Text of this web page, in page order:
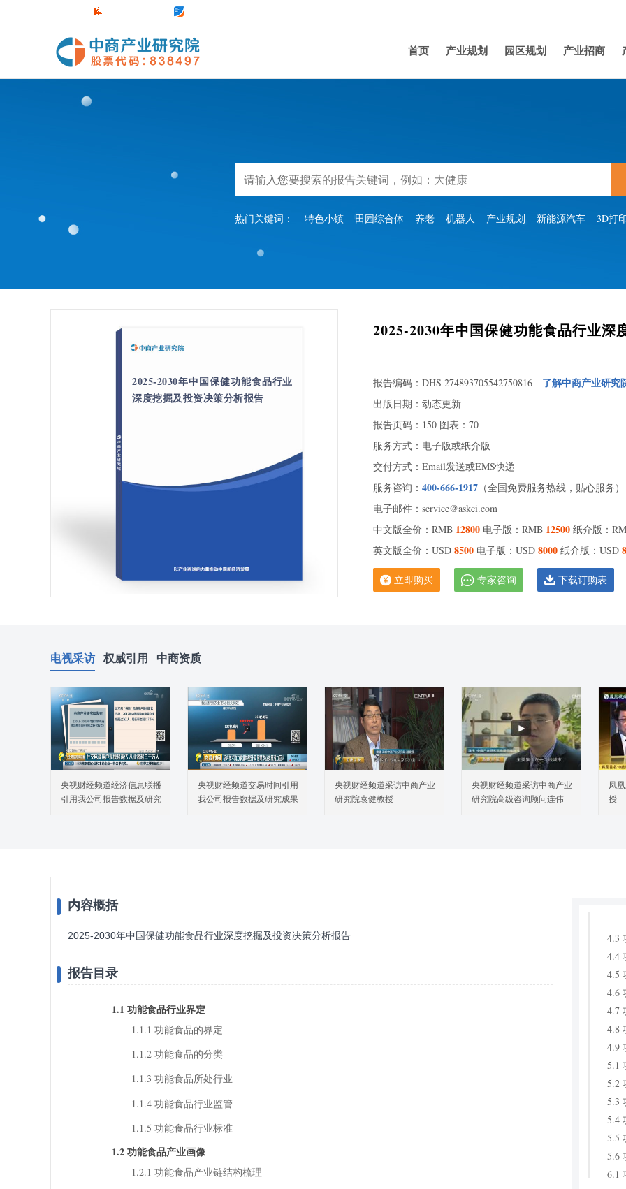
首页 产业规划 园区规划 产业招商
热门关键词： 特色小镇 田园综合体 养老 机器人 产业规划 新能源汽车 3D打
2025-2030年中国保健功能食品行业
深度挖掘及投资决策分析报告
2025-2030年中国保健功能食品行业深
报告编码：DHS 274893705542750816 了解中商产业研究
出版日期：动态更新
报告页码：150 图表：70
服务方式：电子版或纸介版
交付方式：Email发送或EMS快递
服务咨询： 400-666-1917 （全国免费服务热线，贴心服务）
电子邮件：service@askci.com
中文版全价：RMB 12800 电子版：RMB 12500 纸介版：
英文版全价：USD 8500 电子版：USD 8000 纸介版：USD
立即购买 专家咨询 下载订购表
电视采访 权威引用 中商资质
央视财经频道经济信息联播
引用我公司报告数据及研究
央视财经频道交易时间引用
我公司报告数据及研究成果
央视财经频道采访中商产业
研究院袁健教授
央视财经频道采访中商产业
研究院高级咨询顾问连伟
凤
授
内容概括
2025-2030年中国保健功能食品行业深度挖掘及投资决策分析报告
报告目录
1.1 功能食品行业界定
1.1.1 功能食品的界定
1.1.2 功能食品的分类
1.1.3 功能食品所处行业
1.1.4 功能食品行业监管
1.1.5 功能食品行业标准
1.2 功能食品产业画像
1.2.1 功能食品产业链结构梳理
2.1
2.3
3.1
3.2
3.3
3.4
3.5
3.6
4.3
4.4
4.5
4.6
4.7
4.8
4.9
5.1
5.2
5.3
5.4
5.5
5.6
6.1